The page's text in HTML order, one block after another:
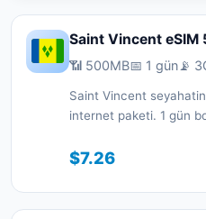
Saint Vincent eSIM
📶 500MB📅 1 gün📡
Saint Vincent
internet paketi. 1 gün
$7.26